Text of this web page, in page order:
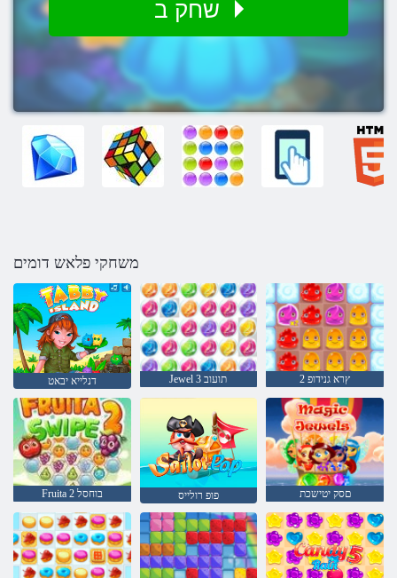
משחקי פלאש דומים
דנלייא יבאט Jewel 3 תועוב 2 ץרא גנידופ
Fruita 2 בוחסל פופ רולייס םסק יטישכת